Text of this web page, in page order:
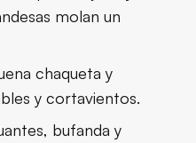
molan un
chaqueta y
y cortavientos.
bufanda y